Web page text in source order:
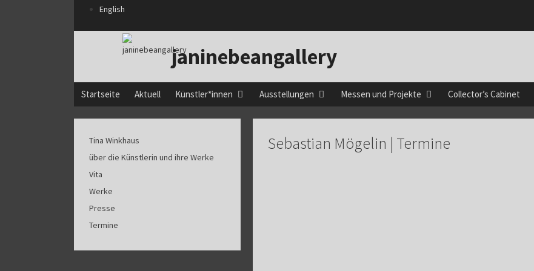
English
janinebeangallery
Startseite Aktuell Künstler*innen Ausstellungen Messen und Projekte Collector’s Cabinet
Sebastian Mögelin | Termine
Tina Winkhaus
über die Künstlerin und ihre Werke
Vita
Werke
Presse
Termine